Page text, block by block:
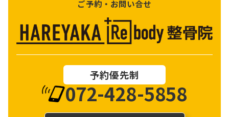
ご予約・お問い合せ
予約優先制
072-428-5858